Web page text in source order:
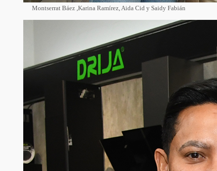
Montserrat Báez ,Karina Ramírez, Aida Cid y Saidy Fabián